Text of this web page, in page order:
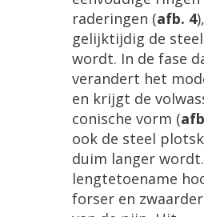
raderingen (afb. 4),
gelijktijdig de steel
wordt. In de fase
verandert het
en krijgt de
conische vorm (afb
ook de steel
duim langer wordt.
lengtetoename
forser en zwaarder